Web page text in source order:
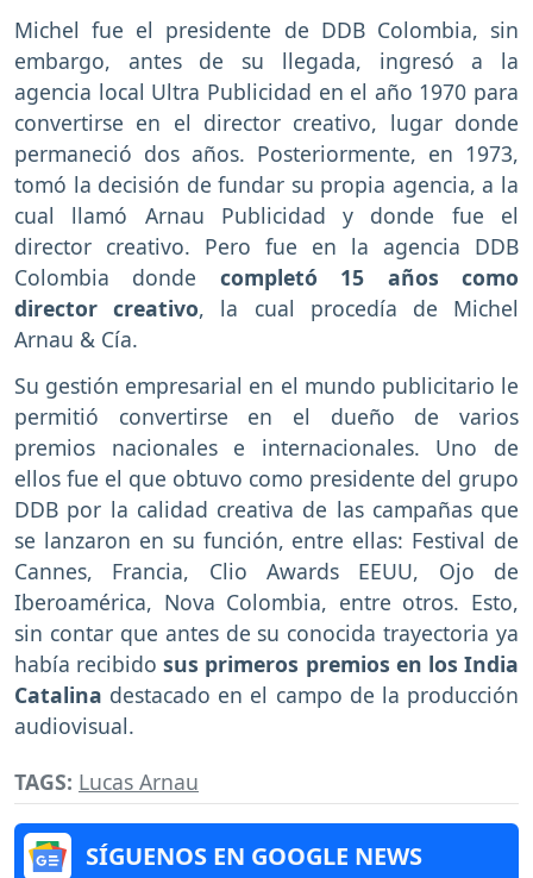
Michel fue el presidente de DDB Colombia, sin
embargo, antes de su llegada, ingresó a la
agencia local Ultra Publicidad en el año 1970 para
convertirse en el director creativo, lugar donde
permaneció dos años. Posteriormente, en 1973,
tomó la decisión de fundar su propia agencia, a la
cual llamó Arnau Publicidad y donde fue el
director creativo. Pero fue en la agencia DDB
Colombia donde completó 15 años como
director creativo, la cual procedía de Michel
Arnau & Cía.
Su gestión empresarial en el mundo publicitario le
permitió convertirse en el dueño de varios
premios nacionales e internacionales. Uno de
ellos fue el que obtuvo como presidente del grupo
DDB por la calidad creativa de las campañas que
se lanzaron en su función, entre ellas: Festival de
Cannes, Francia, Clio Awards EEUU, Ojo de
Iberoamérica, Nova Colombia, entre otros. Esto,
sin contar que antes de su conocida trayectoria ya
había recibido sus primeros premios en los India
Catalina destacado en el campo de la producción
audiovisual.
TAGS: Lucas Arnau
SÍGUENOS EN GOOGLE NEWS